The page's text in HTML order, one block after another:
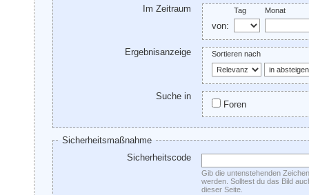
Im Zeitraum
von:
Tag Monat
Ergebnisanzeige Sortieren nach
Suche in
Foren
Sicherheitsmaßnahme
Sicherheitscode
Gib die untenstehenden
werden. Solltest du das Bild
dieser Seite.